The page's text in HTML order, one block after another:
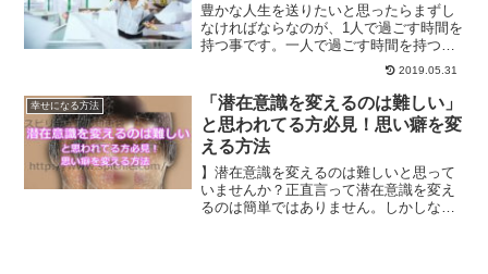
豊かな人生を送りたいと思ったらまずし
なければならなのが、1人で過ごす時間を
持つ事です。一人で過ごす時間を持つ事
で、自分自身の事を見つめなおすことが
できます。そして、今の自分を顧みて自
分自身の未来を考えて行くことができる
ようになります。一人で過ごす時間の重
要性についてです。
2019.05.31
幸せになる方法
「潜在意識を変えるのは難しい」
と思われてる方必見！思い癖を変
える方法
】潜在意識を変えるのは難しいと思って
いませんか？正直言って潜在意識を変え
るのは簡単ではありません。しかしなが